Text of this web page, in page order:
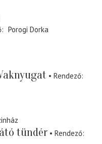
Porogi Dorka
Rendező
tündér
Rendező